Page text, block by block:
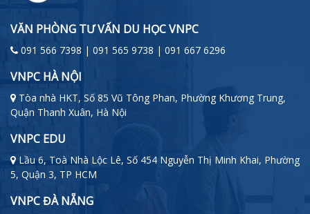
VĂN PHÒNG TƯ VẤN DU HỌC VNPC
091 566 7398 | 091 565 9738 | 091 667 6296
VNPC HÀ NỘI
Tòa nhà HKT, Số 85 Vũ Tông Phan, Phường Khương Trung,
Quận Thanh Xuân, Hà Nội
VNPC EDU
Lầu 6, Toà Nhà Lộc Lê, Số 454 Nguyễn Thị Minh Khai, Phường
5, Quận 3, TP HCM
VNPC ĐÀ NẴNG